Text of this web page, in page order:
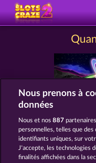
CGU
Mentions
Nous prenons à
données
Nous et nos887
personnelles, telles que des
identifiants uniques, sur
J'accepte, les technologies
finalités affichées dans la